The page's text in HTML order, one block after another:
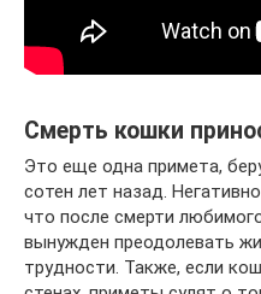
Смерть кошки
Это еще одна примета,
сотен лет назад.
что после смерти
вынужден преодолевать
трудности. Также, если